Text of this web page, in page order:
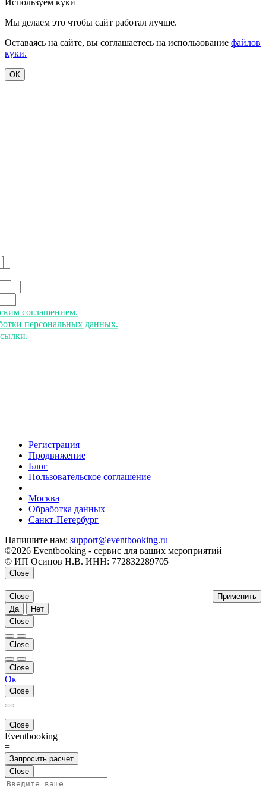
Используем куки
Мы делаем это чтобы сайт работал лучше.
Оставаясь на сайте, вы соглашаетесь на использование файлов
куки.
ОК
соглашением.
персональных данных.
Регистрация
Продвижение
Блог
Пользовательское соглашение
Москва
Обработка данных
Санкт-Петербург
Напишите нам: support@eventbooking.ru
©2026 Eventbooking - сервис для ваших мероприятий
© ИП Осипов Н.В. ИНН: 772832289705
Close
Применить
Close
Да
Нет
Close
Close
Close
Ок
Close
Close
Eventbooking
=
Запросить расчет
Close